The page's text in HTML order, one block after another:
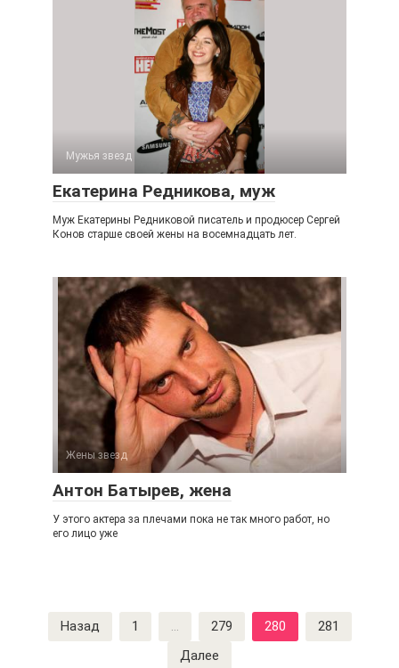
Мужья звезд
Екатерина Редникова, муж
Муж Екатерины Редниковой писатель и продюсер Сергей
Конов старше своей жены на восемнадцать лет.
Жены звезд
Антон Батырев, жена
У этого актера за плечами пока не так много работ, но
его лицо уже
Навигация
Назад 1 … 279 280
281
Далее